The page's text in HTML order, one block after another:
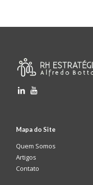
Mapa do Site
Quem Somos
Artigos
Contato